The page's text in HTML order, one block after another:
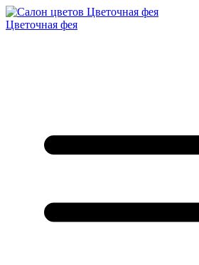
Цветочная фея